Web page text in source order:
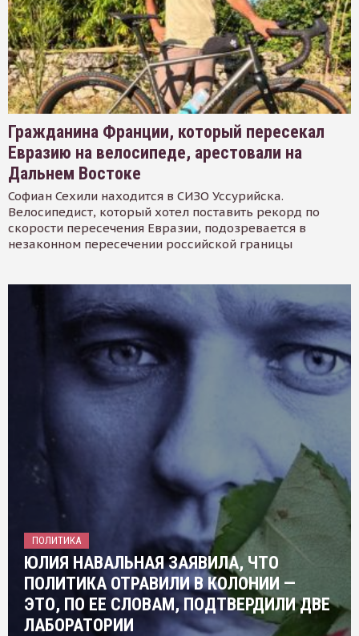
Гражданина Франции, который пересекал
Евразию на велосипеде, арестовали на
Дальнем Востоке
Софиан Сехили находится в СИЗО Уссурийска.
Велосипедист, который хотел поставить рекорд по
скорости пересечения Евразии, подозревается в
незаконном пересечении российской границы
ПОЛИТИКА
ЮЛИЯ НАВАЛЬНАЯ ЗАЯВИЛА, ЧТО
ПОЛИТИКА ОТРАВИЛИ В КОЛОНИИ —
ЭТО, ПО ЕЕ СЛОВАМ, ПОДТВЕРДИЛИ ДВЕ
ЛАБОРАТОРИИ